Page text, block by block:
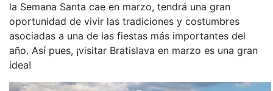
la Semana Santa cae en marzo, tendrá una gran
oportunidad de vivir las tradiciones y costumbres
asociadas a una de las fiestas más importantes del
año. Así pues, ¡visitar Bratislava en marzo es una gran
idea!